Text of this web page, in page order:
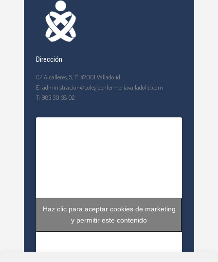
Dirección
C/ Alcalleres, 5, 1º. 47001 Valladolid
E: administracion@colegioenfermeriavalladolid.com
T: 983 30 38 02
Haz clic para aceptar cookies de marketing
y permitir este contenido